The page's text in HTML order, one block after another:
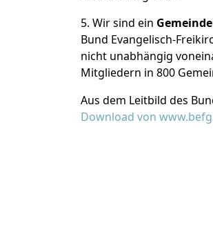
5. Wir sind ein
Bund Evangelisch-
nicht unabhängig
Mitgliedern in 800
Aus dem Leitbild des
Download von